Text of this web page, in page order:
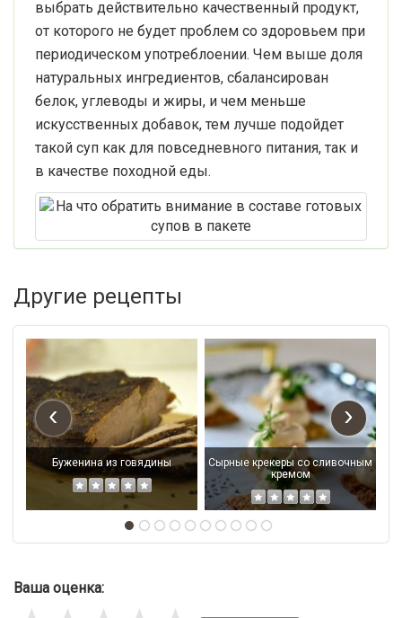
выбрать действительно качественный продукт,
от которого не будет проблем со здоровьем при
периодическом употреблоении. Чем выше доля
натуральных ингредиентов, сбалансирован
белок, углеводы и жиры, и чем меньше
искусственных добавок, тем лучше подойдет
такой суп как для повседневного питания, так и
в качестве походной еды.
Другие рецепты
Буженина из говядины
Сырные крекеры со сливочным
кремом
‹ ›
Ваша оценка: